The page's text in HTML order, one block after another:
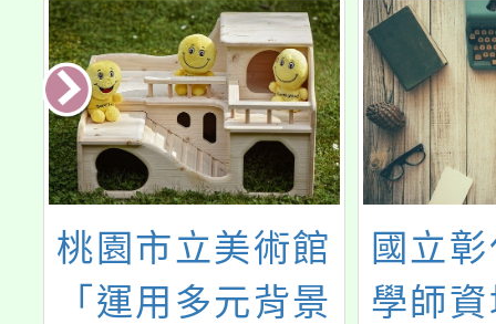
國立彰化師範大
學師資培育中心
教育
前教